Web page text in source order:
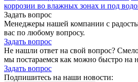
коррозии во влажных зонах и под
Задать вопрос
Менеджеры нашей компании с
вас по любому вопросу.
Задать вопрос
Не нашли ответ на свой вопрос?
мы постараемся как можно быстро на
Задать вопрос
Подпишитесь на наши новости: